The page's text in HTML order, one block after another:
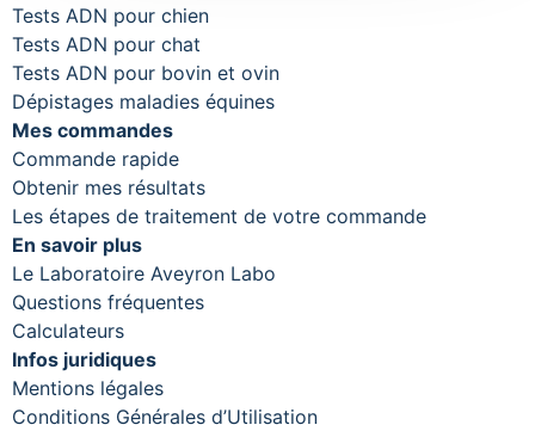
Tests ADN pour chien
Tests ADN pour chat
Tests ADN pour bovin et ovin
Dépistages maladies équines
Mes commandes
Commande rapide
Obtenir mes résultats
Les étapes de traitement de votre commande
En savoir plus
Le Laboratoire Aveyron Labo
Questions fréquentes
Calculateurs
Infos juridiques
Mentions légales
Conditions Générales d’Utilisation